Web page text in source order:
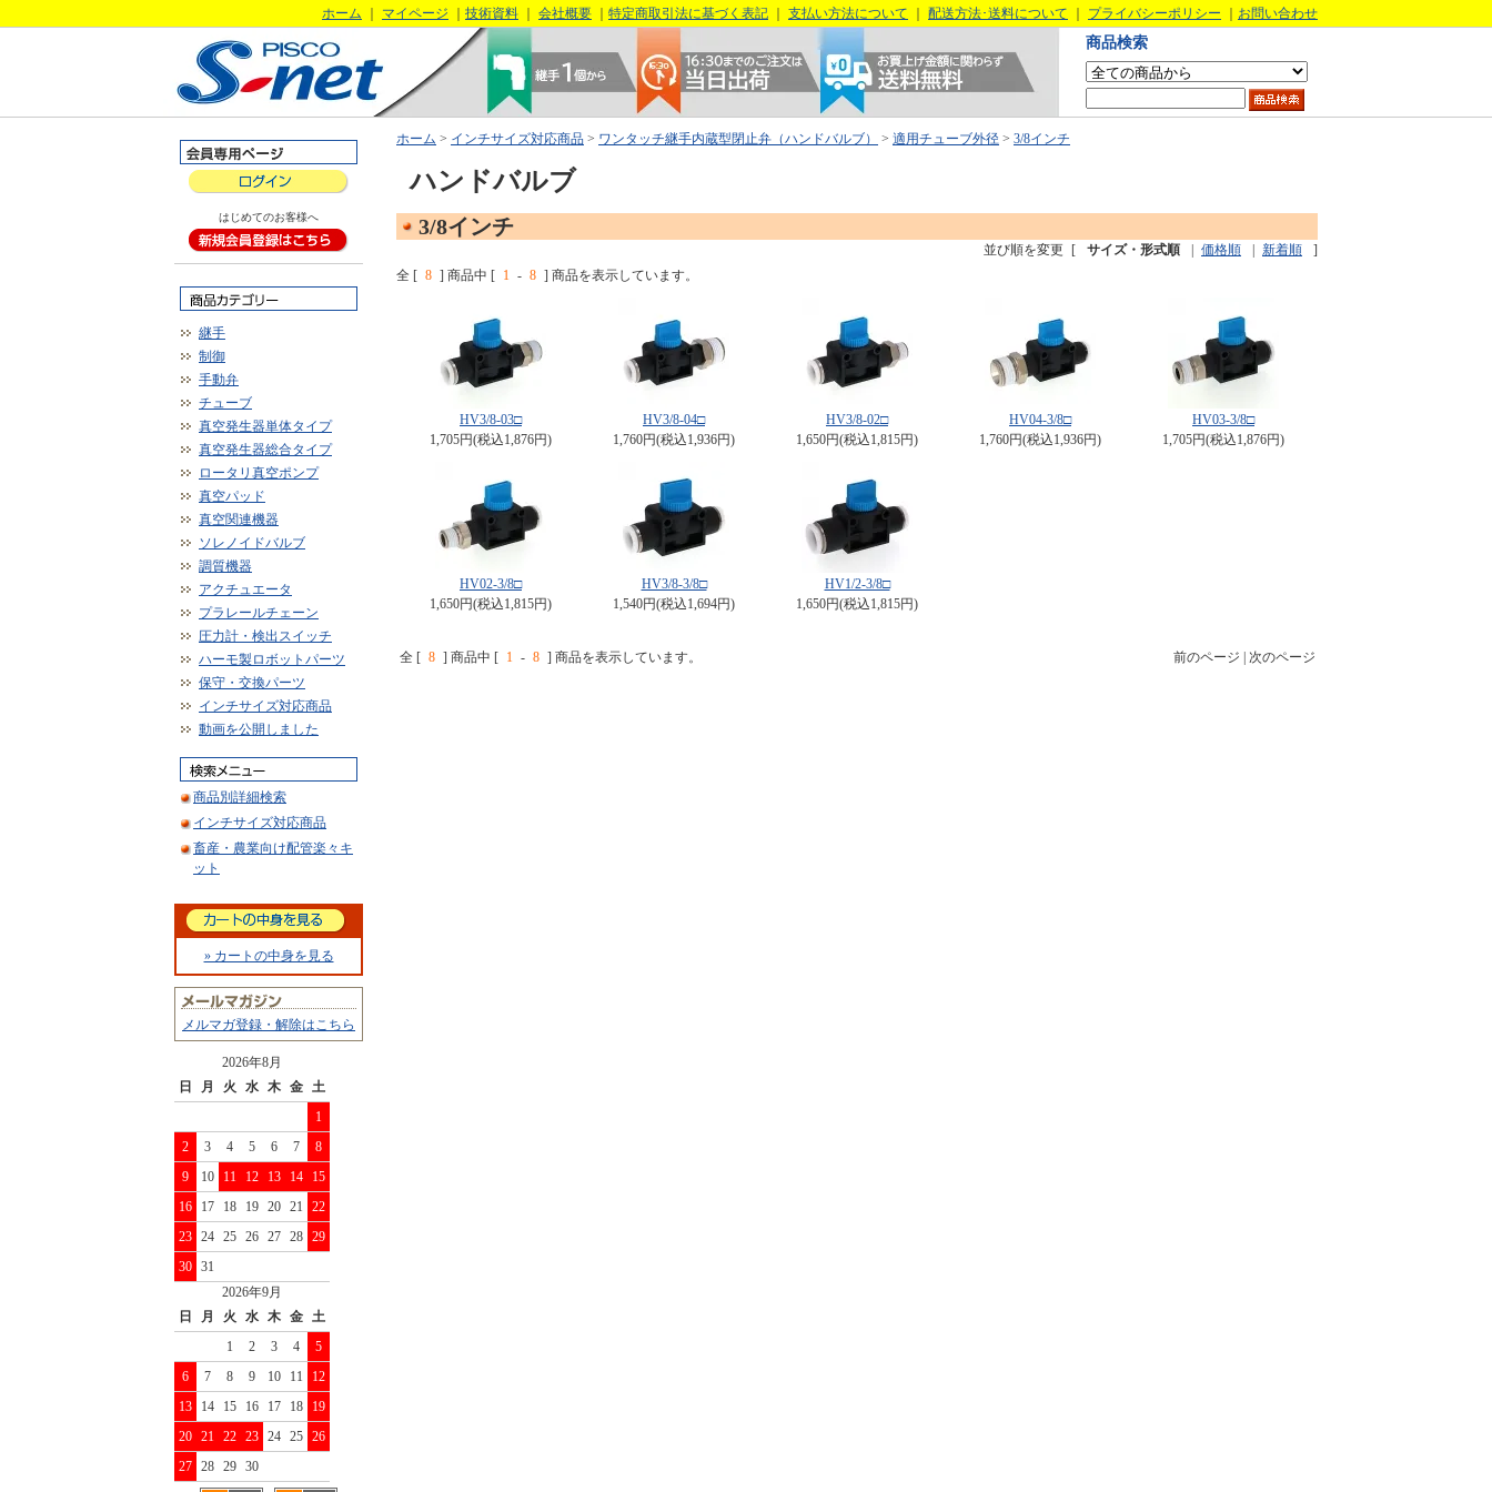
ホーム マイページ 技術資料 会社概要 特定商取引法に基づく表記 支払い方法について 配送方法･送料について プライバシーポリシー お問い合わせ
商品検索
はじめてのお客様へ
継手
制御
手動弁
チューブ
真空発生器単体タイプ
真空発生器総合タイプ
ロータリ真空ポンプ
真空パッド
真空関連機器
ソレノイドバルブ
調質機器
アクチュエータ
プラレールチェーン
圧力計・検出スイッチ
ハーモ製ロボットパーツ
保守・交換パーツ
インチサイズ対応商品
動画を公開しました
商品別詳細検索
インチサイズ対応商品
畜産・農業向け配管楽々キ
ット
» カートの中身を見る
メルマガ登録・解除はこちら
2026年8月
日
月 火 水 木 金 土
1
2
3 4 5 6 7
8
9
10 11 12 13 14
15
16
17 18 19 20 21
22
23 24 25 26 27 28 29
30 31
2026年9月
日
月 火 水 木 金 土
1
2 3 4
5
6
7 8 9 10 11
12
13
14 15 16 17 18
19
20 21 22 23 24 25 26
27 28 29 30
ホーム > インチサイズ対応商品 > ワンタッチ継手内蔵型閉止弁（ハンドバルブ） > 適用チューブ外径 > 3/8インチ
ハンドバルブ
3/8インチ
並び順を変更 [ サイズ・形式順 価格順 新着順
]
全 [ 8 ] 商品中 [ 1 - 8 ] 商品を表示しています。
HV3/8-03□
1,705円(税込1,876円)
HV3/8-04□
1,760円(税込1,936円)
HV3/8-02□
1,650円(税込1,815円)
HV04-3/8□
1,760円(税込1,936円)
HV03-3/8□
1,705円(税込1,876円)
HV02-3/8□
1,650円(税込1,815円)
HV3/8-3/8□
1,540円(税込1,694円)
HV1/2-3/8□
1,650円(税込1,815円)
全 [ 8 ] 商品中 [ 1 - 8 ] 商品を表示しています。 前のページ | 次のページ